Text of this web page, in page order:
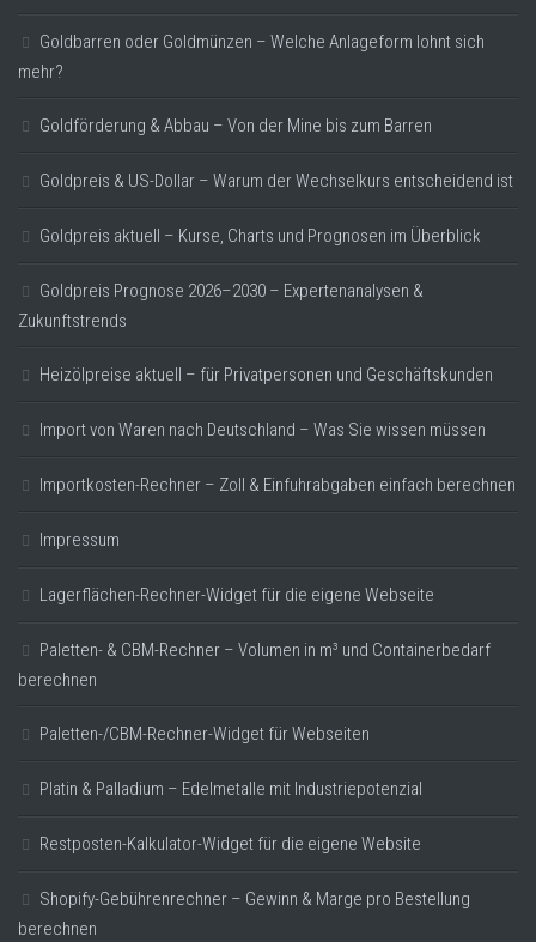
Goldbarren oder Goldmünzen – Welche Anlageform lohnt sich
mehr?
Goldförderung & Abbau – Von der Mine bis zum Barren
Goldpreis & US-Dollar – Warum der Wechselkurs entscheidend ist
Goldpreis aktuell – Kurse, Charts und Prognosen im Überblick
Goldpreis Prognose 2026–2030 – Expertenanalysen &
Zukunftstrends
Heizölpreise aktuell – für Privatpersonen und Geschäftskunden
Import von Waren nach Deutschland – Was Sie wissen müssen
Importkosten-Rechner – Zoll & Einfuhrabgaben einfach berechnen
Impressum
Lagerflächen-Rechner-Widget für die eigene Webseite
Paletten- & CBM-Rechner – Volumen in m³ und Containerbedarf
berechnen
Paletten-/CBM-Rechner-Widget für Webseiten
Platin & Palladium – Edelmetalle mit Industriepotenzial
Restposten-Kalkulator-Widget für die eigene Website
Shopify-Gebührenrechner – Gewinn & Marge pro Bestellung
berechnen